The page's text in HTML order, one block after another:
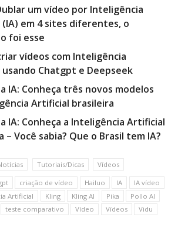
um vídeo por Inteligência
em 4 sites diferentes, o
foi esse
vídeos com Inteligência
Chatgpt e Deepseek
IA: Conheça três novos modelos
Artificial brasileira
IA: Conheça a Inteligência Artificial
– Você sabia? Que o Brasil tem IA?
Tutoriais/Dicas Vídeos
criação de vídeo Hailuo IA
IA vídeo
Artificial Kling Kling AI Pika
Pollo AI
teste comparativo Vídeo Vídeos
Vidu